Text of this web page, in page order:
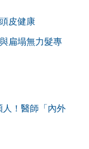
皮健康
扁塌無力髮專
！醫師「內外